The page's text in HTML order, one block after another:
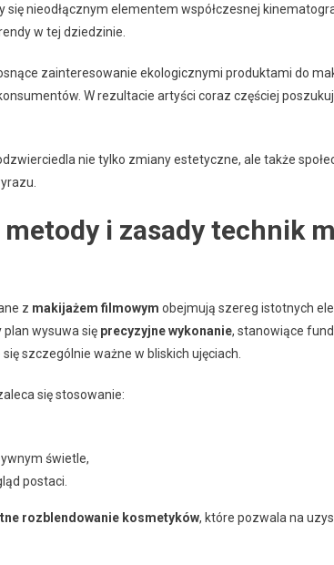
się nieodłącznym elementem współczesnej
w tej dziedzinie.
zainteresowanie ekologicznymi produktami do
W rezultacie artyści coraz częściej
nie tylko zmiany estetyczne, ale także
i zasady technik
z makijażem filmowym obejmują szereg istotnych
wysuwa się precyzyjne wykonanie, stanowiące
szczególnie ważne w bliskich ujęciach.
się stosowanie:
świetle,
postaci.
rozblendowanie kosmetyków, które pozwala na